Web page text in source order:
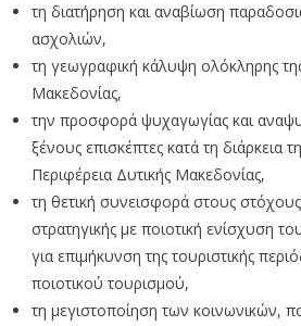
τη διατήρηση και αναβίωση
ασχολιών,
τη γεωγραφική κάλυψη ολόκληρης
Μακεδονίας,
την προσφορά ψυχαγωγίας και
ξένους επισκέπτες κατά τη διάρκεια
Περιφέρεια Δυτικής Μακεδονίας,
τη θετική συνεισφορά στους στόχους
στρατηγικής με ποιοτική ενίσχυση
για επιμήκυνση της τουριστικής
ποιοτικού τουρισμού,
τη μεγιστοποίηση των κοινωνικών,